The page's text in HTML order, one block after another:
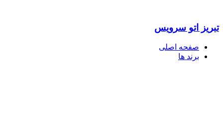
تبریز اتو سرویس
صفحه اصلی
برند ها